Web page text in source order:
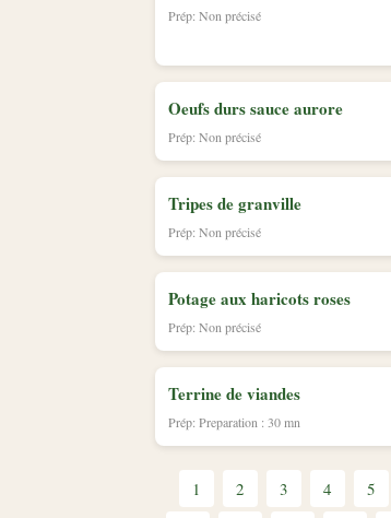
Prép: Non précisé
Oeufs durs sauce aurore
Prép: Non précisé
Tripes de granville
Prép: Non précisé
Potage aux haricots roses
Prép: Non précisé
Terrine de viandes
Prép: Preparation : 30 mn
1 2 3 4 5